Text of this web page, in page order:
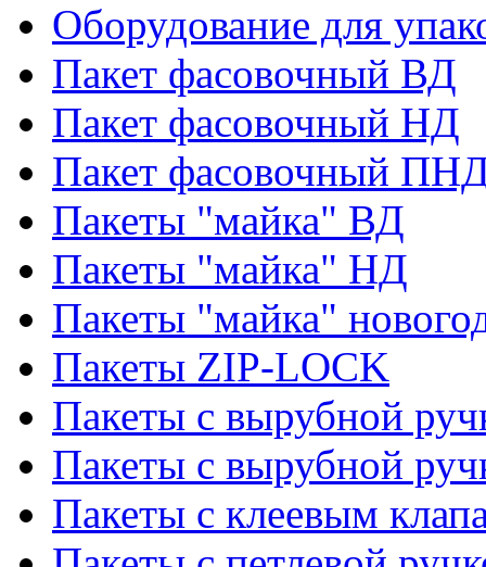
Оборудование для
Пакет фасовочный ВД
Пакет фасовочный НД
Пакет фасовочный
Пакеты "майка" ВД
Пакеты "майка" НД
Пакеты "майка"
Пакеты ZIP-LOCK
Пакеты с вырубной
Пакеты с вырубной
Пакеты с клеевым